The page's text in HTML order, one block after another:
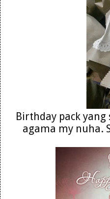
Birthday pack
agama my nuha.